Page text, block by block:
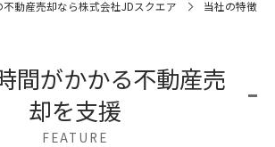
不動産売却なら株式会社JDスクエア 当社の特徴
間がかかる不動産売
却を支援
FEATURE